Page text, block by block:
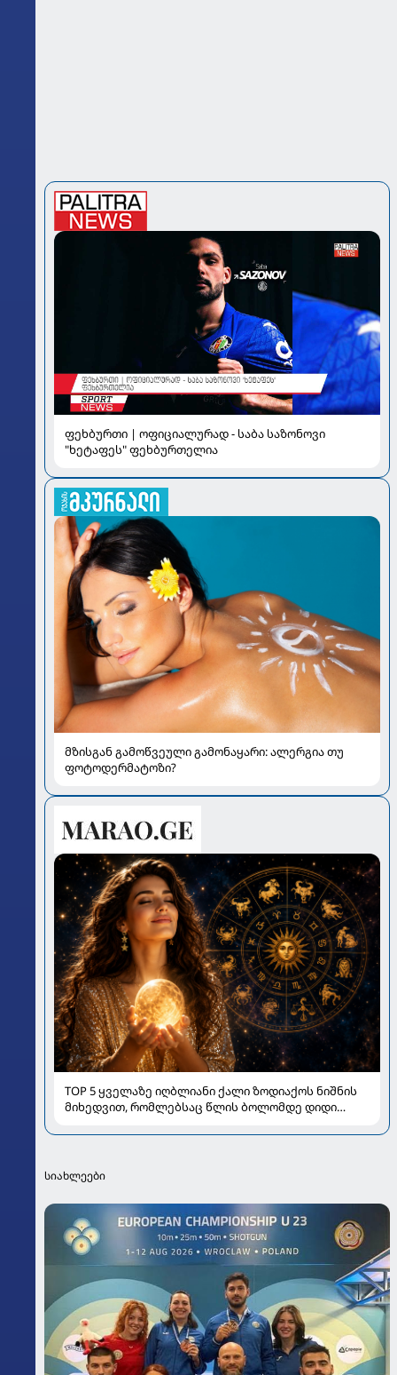
ფეხბურთი | ოფიციალურად - საბა საზონოვი
"ხეტაფეს" ფეხბურთელია
მზისგან გამოწვეული გამონაყარი: ალერგია თუ
ფოტოდერმატოზი?
TOP 5 ყველაზე იღბლიანი ქალი ზოდიაქოს ნიშნის
მიხედვით, რომლებსაც წლის ბოლომდე დიდი
სიახლეები